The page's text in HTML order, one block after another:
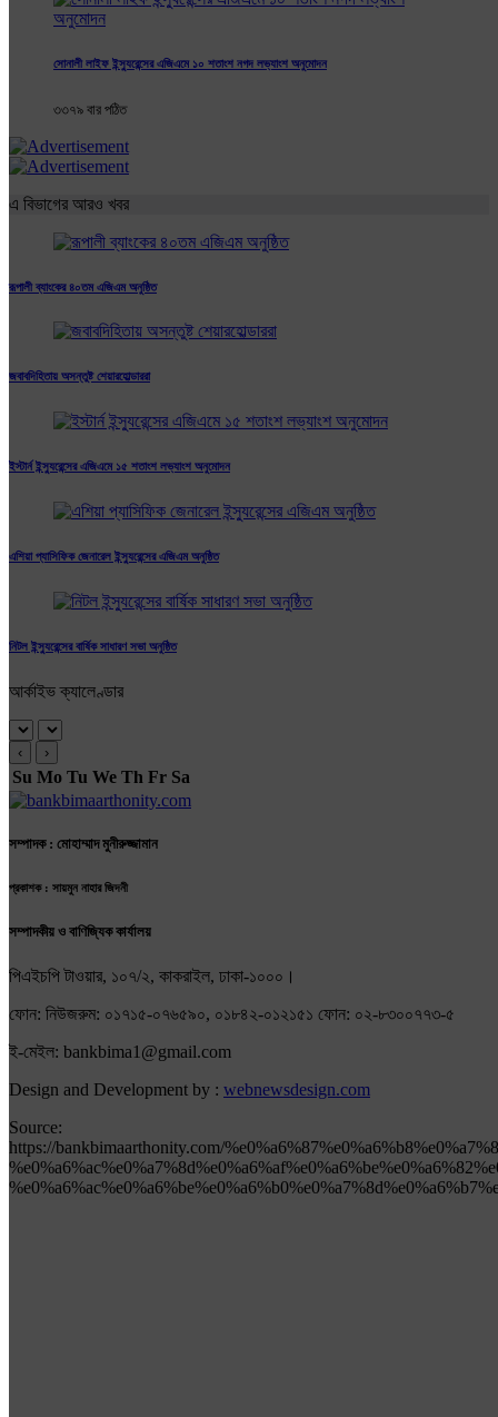
সোনালী লাইফ ইন্স্যুরেন্সের এজিএমে ১০ শতাংশ নগদ লভ্যাংশ অনুমোদন
৩৩৭৯ বার পঠিত
এ বিভাগের আরও খবর
রূপালী ব্যাংকের ৪০তম এজিএম অনুষ্ঠিত
জবাবদিহিতায় অসন্তুষ্ট শেয়ারহোল্ডাররা
ইস্টার্ন ইন্স্যুরেন্সের এজিএমে ১৫ শতাংশ লভ্যাংশ অনুমোদন
এশিয়া প্যাসিফিক জেনারেল ইন্স্যুরেন্সের এজিএম অনুষ্ঠিত
নিটল ইন্স্যুরেন্সের বার্ষিক সাধারণ সভা অনুষ্ঠিত
আর্কাইভ ক্যালেণ্ডার
‹ ›
Su Mo Tu We Th Fr Sa
সম্পাদক : মোহাম্মাদ মুনীরুজ্জামান
প্রকাশক : সায়মুন নাহার জিদনী
সম্পাদকীয় ও বাণিজ্যিক কার্যালয়
পিএইচপি টাওয়ার, ১০৭/২, কাকরাইল, ঢাকা-১০০০।
ফোন: নিউজরুম: ০১৭১৫-০৭৬৫৯০, ০১৮৪২-০১২১৫১ ফোন: ০২-৮৩০০৭৭৩-৫
ই-মেইল: bankbima1@gmail.com
Design and Development by : webnewsdesign.com
Source:
https://bankbimaarthonity.com/